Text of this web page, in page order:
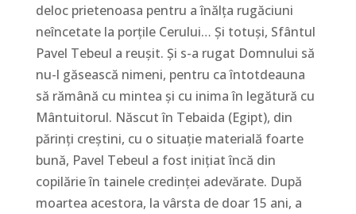
deloc prietenoasa pentru a înălța rugăciuni
neîncetate la porțile Cerului… Și totuși, Sfântul
Pavel Tebeul a reușit. Și s-a rugat Domnului să
nu-l găsească nimeni, pentru ca întotdeauna
să rămână cu mintea și cu inima în legătură cu
Mântuitorul. Născut în Tebaida (Egipt), din
părinți creștini, cu o situație materială foarte
bună, Pavel Tebeul a fost inițiat încă din
copilărie în tainele credinței adevărate. După
moartea acestora, la vârsta de doar 15 ani, a